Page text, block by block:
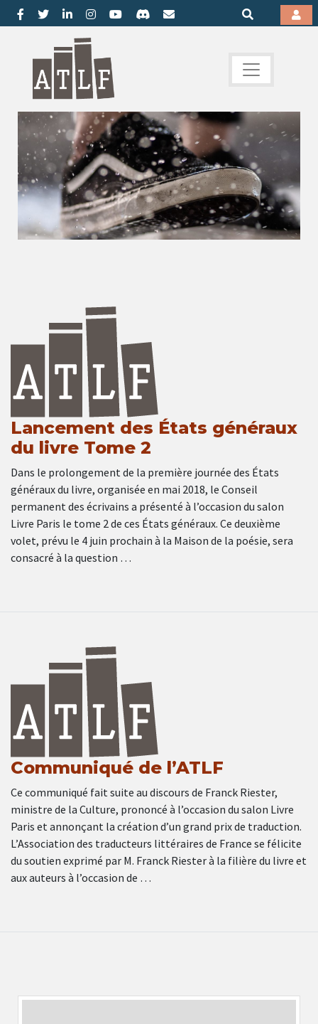
Lancement des États généraux
du livre Tome 2
Dans le prolongement de la première journée des États
généraux du livre, organisée en mai 2018, le Conseil
permanent des écrivains a présenté à l’occasion du salon
Livre Paris le tome 2 de ces États généraux. Ce deuxième
volet, prévu le 4 juin prochain à la Maison de la poésie, sera
consacré à la question …
Communiqué de l’ATLF
Ce communiqué fait suite au discours de Franck Riester,
ministre de la Culture, prononcé à l’occasion du salon Livre
Paris et annonçant la création d’un grand prix de traduction.
L’Association des traducteurs littéraires de France se félicite
du soutien exprimé par M. Franck Riester à la filière du livre et
aux auteurs à l’occasion de …